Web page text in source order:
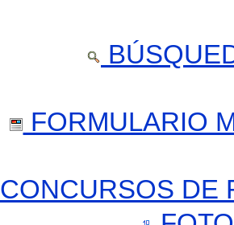
FORMULARIO
CONCURSOS DE